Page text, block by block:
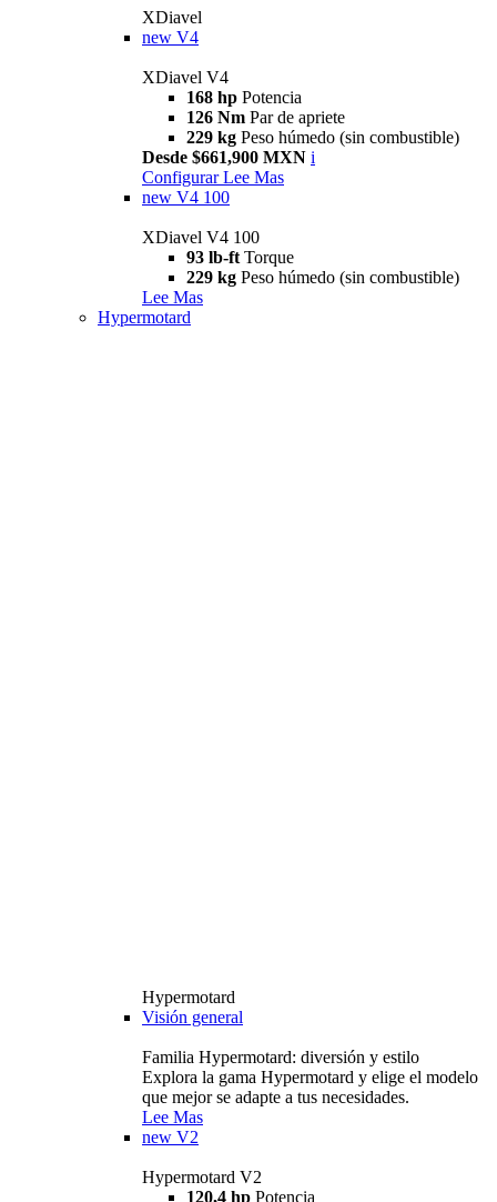
XDiavel
new V4
XDiavel V4
168 hp Potencia
126 Nm Par de apriete
229 kg Peso húmedo (sin combustible)
Desde $661,900 MXN i
Configurar Lee Mas
new V4 100
XDiavel V4 100
93 lb-ft Torque
229 kg Peso húmedo (sin combustible)
Lee Mas
Hypermotard
Hypermotard
Visión general
Familia Hypermotard: diversión y estilo
Explora la gama Hypermotard y elige el modelo
que mejor se adapte a tus necesidades.
Lee Mas
new V2
Hypermotard V2
120,4 hp Potencia